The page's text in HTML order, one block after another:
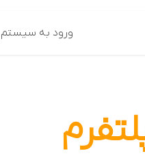
ورود به سیستم